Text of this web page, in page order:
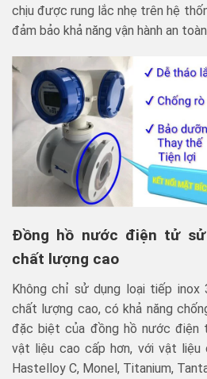
chịu được rung lắc nhẹ trên hệ
đảm bảo khả năng vận hành an
Đồng hồ nước điện tử
chất lượng cao
Không chỉ sử dụng loại tiếp inox
chất lượng cao, có khả năng
đặc biệt của đồng hồ nước điện
vật liệu cao cấp hơn, với vật
Hastelloy C, Monel, Titanium,